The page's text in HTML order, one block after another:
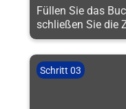
Füllen Sie das
schließen Sie die
Schritt 03